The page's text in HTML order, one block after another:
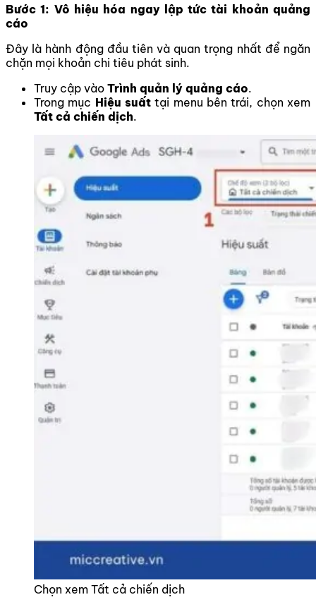
Bước 1: Vô hiệu hóa ngay lập tức tài khoản quảng
cáo
Đây là hành động đầu tiên và quan trọng nhất để ngăn
chặn mọi khoản chi tiêu phát sinh.
Truy cập vào Trình quản lý quảng cáo.
Trong mục Hiệu suất tại menu bên trái, chọn xem
Tất cả chiến dịch.
Chọn xem Tất cả chiến dịch